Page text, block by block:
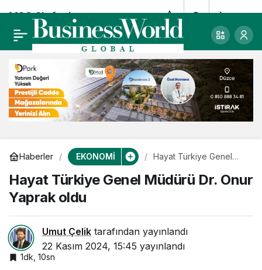
Haberler EKONOMİ
Hayat Türkiye Genel
oldu
Hayat Türkiye Genel Müdürü Dr. Onur
Yaprak oldu
Umut Çelik tarafından yayınlandı
22 Kasım 2024, 15:45 yayınlandı
1dk, 10sn
MSC Sinfonia,
İstanbul ve İzmir
çıkışlı Ege ve
Adriyatik seferleri
0 Paylaş